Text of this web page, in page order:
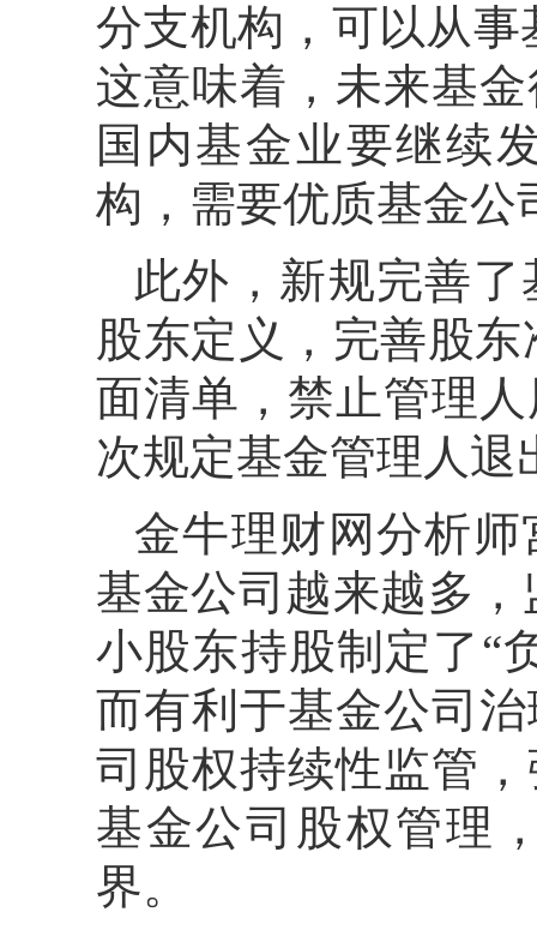
分支机构，可以从
这意味着，未来基
国内基金业要继续
构，需要优质基金公
此外，新规完善
股东定义，完善股
面清单，禁止管理
次规定基金管理人退
金牛理财网分析
基金公司越来越多
小股东持股制定了“
而有利于基金公司
司股权持续性监管
基金公司股权管理
界。